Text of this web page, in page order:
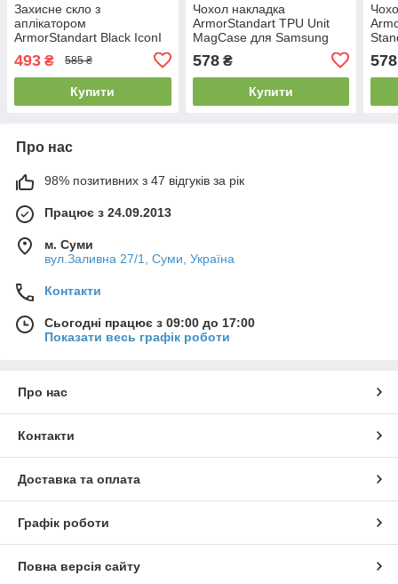
Захисне скло з
аплікатором
ArmorStandart Black IconI
Supreme EZ для Samsung
S24 Ultra (ARM91246)
493 ₴ 585 ₴
Купити
Чохол накладка
ArmorStandart TPU Unit
MagCase для Samsung
S26 Ultra 5G Titanium Grey
(ARM88840)
578₴
Купити
578
Про нас
98% позитивних з 47 відгуків за рік
Працює з 24.09.2013
м. Суми
вул.Заливна 27/1, Суми, Україна
Контакти
Сьогодні працює з 09:00 до 17:00
Показати весь графік роботи
Про нас
Контакти
Доставка та оплата
Графік роботи
Повна версія сайту